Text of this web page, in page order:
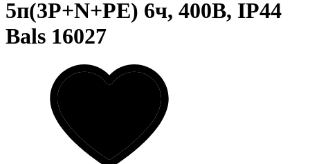
5п(3P+N+PE) 6ч, 400В, IP44
Bals 16027